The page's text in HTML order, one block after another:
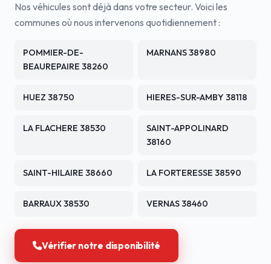
Nos véhicules sont déjà dans votre secteur. Voici les
communes où nous intervenons quotidiennement :
POMMIER-DE-
BEAUREPAIRE 38260
MARNANS 38980
HUEZ 38750 HIERES-SUR-AMBY 38118
LA FLACHERE 38530
SAINT-APPOLINARD
38160
SAINT-HILAIRE 38660 LA FORTERESSE 38590
BARRAUX 38530 VERNAS 38460
Vérifier notre disponibilité